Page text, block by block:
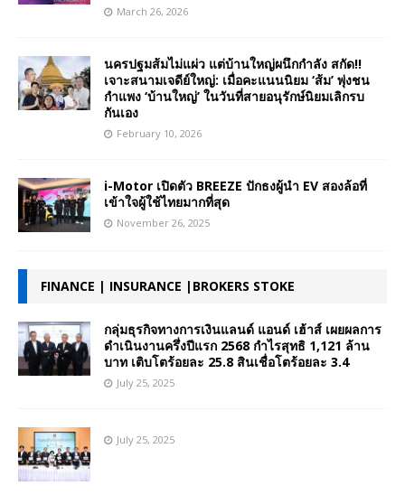
March 26, 2026
นครปฐมส้มไม่แผ่ว แต่บ้านใหญ่ผนึกกำลัง สกัด!!
เจาะสนามเจดีย์ใหญ่: เมื่อคะแนนนิยม ‘ส้ม’ พุ่งชน
กำแพง ‘บ้านใหญ่’ ในวันที่สายอนุรักษ์นิยมเลิกรบ
กันเอง
February 10, 2026
i-Motor เปิดตัว BREEZE ปักธงผู้นำ EV สองล้อที่
เข้าใจผู้ใช้ไทยมากที่สุด
November 26, 2025
FINANCE | INSURANCE |BROKERS STOKE
กลุ่มธุรกิจทางการเงินแลนด์ แอนด์ เฮ้าส์ เผยผลการ
ดำเนินงานครึ่งปีแรก 2568 กำไรสุทธิ 1,121 ล้าน
บาท เติบโตร้อยละ 25.8 สินเชื่อโตร้อยละ 3.4
July 25, 2025
July 25, 2025